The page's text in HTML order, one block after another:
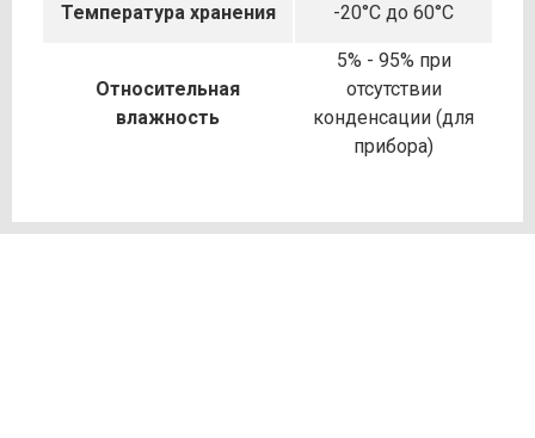
Температура хранения -20°C до 60°C
Относительная
влажность
5% - 95% при
отсутствии
конденсации (для
прибора)